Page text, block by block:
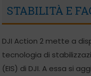
STABILITÀ E
DJI Action 2 mette a
tecnologia di
(EIS) di DJI. A essa si